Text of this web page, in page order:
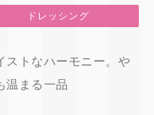
ドレッシング
ストなハーモニー。や
温まる一品